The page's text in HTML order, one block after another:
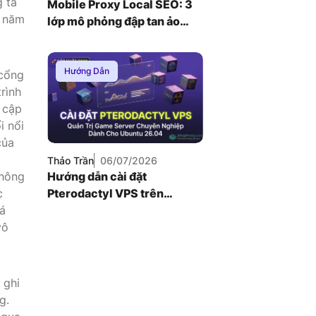
nổi
ghi
Mobile Proxy Local SEO: 3
lớp mô phỏng đập tan ảo
Hướng Dẫn
Thảo Trần 06/07/2026
Hướng dẫn cài đặt
Pterodactyl VPS trên